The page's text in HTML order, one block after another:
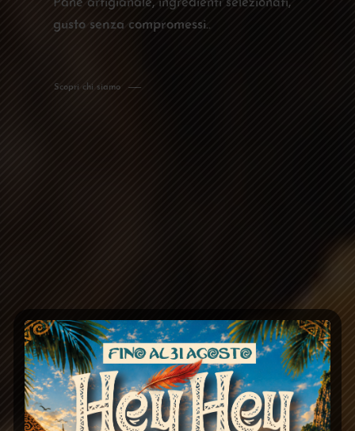
gusto senza compromessi..
Scopri chi siamo